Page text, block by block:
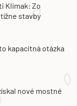
Klimak: Zo
stavby
kapacitná otázka
nové mostné